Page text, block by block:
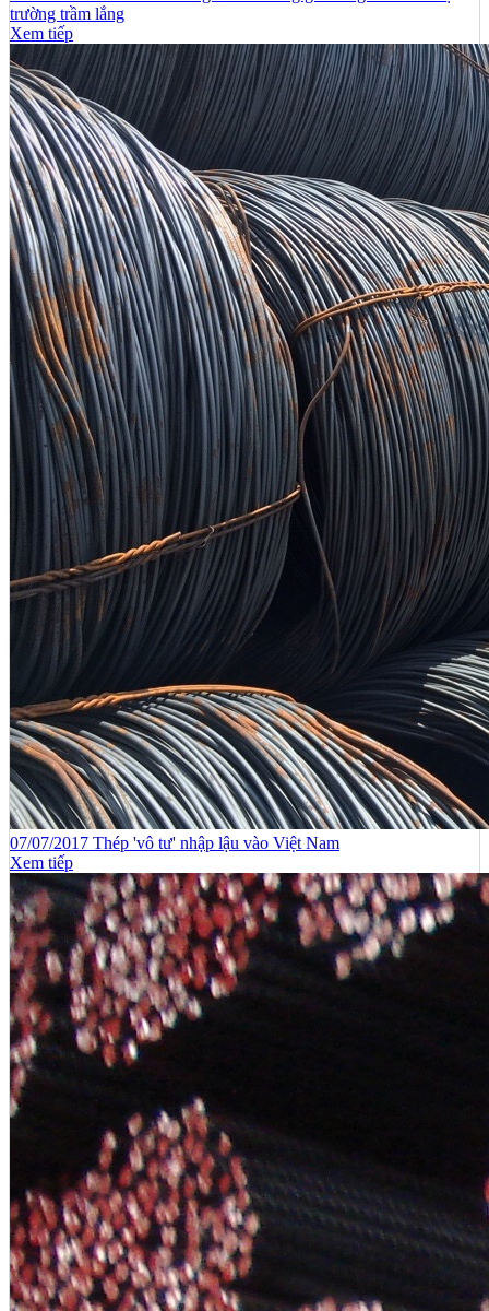
trường trầm lắng
Xem tiếp
07/07/2017 Thép 'vô tư' nhập lậu vào Việt Nam
Xem tiếp